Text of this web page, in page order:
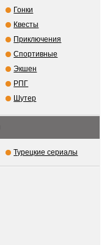
Гонки
Квесты
Приключения
Спортивные
Экшен
РПГ
Шутер
Турецкие сериалы